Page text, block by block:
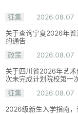
征集 2026.08.07
关于查询宁夏2026年
的通告
政策
2026.08.07
关于四川省2026年艺
次未完成计划院校第一
征集
2026.08.07
2026级新生入学指南